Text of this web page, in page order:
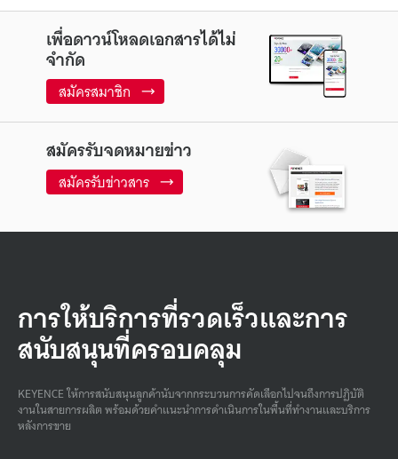
เพื่อดาวน์โหลดเอกสารได้ไม่
จำกัด
สมัครสมาชิก
สมัครรับจดหมายข่าว
สมัครรับข่าวสาร
การให้บริการที่รวดเร็วและการ
สนับสนุนที่ครอบคลุม
KEYENCE ให้การสนับสนุนลูกค้านับจากกระบวนการคัดเลือกไปจนถึงการปฏิบัติ
งานในสายการผลิต พร้อมด้วยคําแนะนําการดําเนินการในพื้นที่ทํางานและบริการ
หลังการขาย